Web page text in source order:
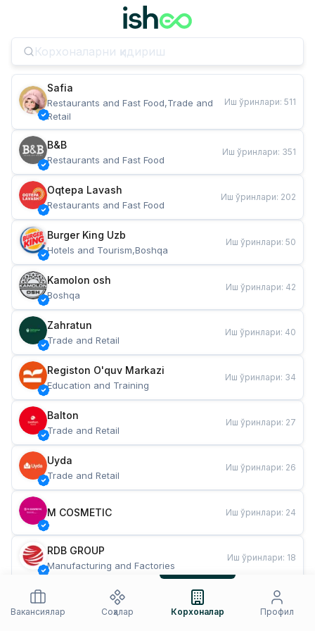
Safia
Restaurants and Fast Food,Trade and
Retail
Иш ўринлари: 511
B&B
Restaurants and Fast Food
Иш ўринлари: 351
Oqtepa Lavash
Restaurants and Fast Food
Иш ўринлари: 202
Burger King Uzb
Hotels and Tourism,Boshqa
Иш ўринлари: 50
Kamolon osh
Boshqa
Иш ўринлари: 42
Zahratun
Trade and Retail
Иш ўринлари: 40
Registon O'quv Markazi
Education and Training
Иш ўринлари: 34
Balton
Trade and Retail
Иш ўринлари: 27
Uyda
Trade and Retail
Иш ўринлари: 26
M COSMETIC Иш ўринлари: 24
RDB GROUP
Manufacturing and Factories
Иш ўринлари: 18
Restaurants and Fast Food
Иш ўринлари
Вакансиялар
Соҳалар Корхоналар Профил